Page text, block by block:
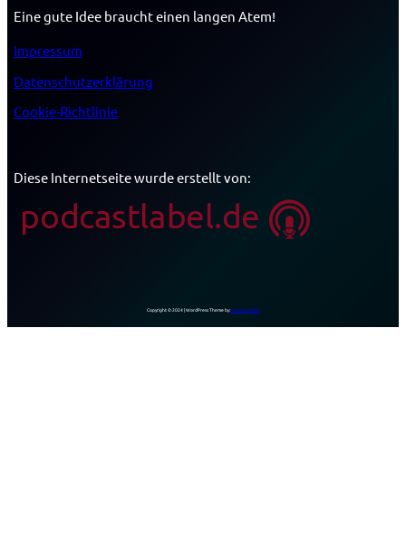
Eine gute Idee braucht einen langen Atem!
Impressum
Datenschutzerklärung
Cookie-Richtlinie
Diese Internetseite wurde erstellt von:
Copyright © 2024 | WordPress Theme by:Dezign Digital